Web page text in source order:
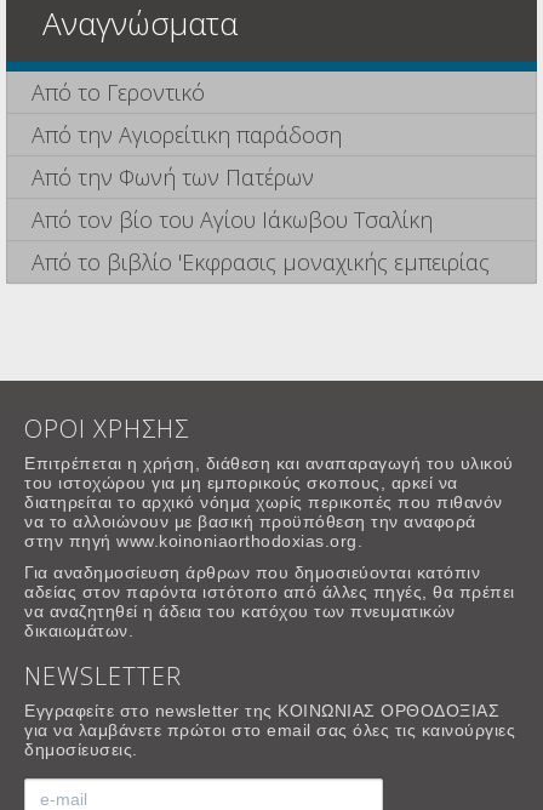
Αναγνώσματα
Από το Γεροντικό
Από την Αγιορείτικη παράδοση
Από την Φωνή των Πατέρων
Από τον βίο του Αγίου Ιάκωβου Τσαλίκη
Από το βιβλίο 'Εκφρασις μοναχικής εμπειρίας
ΟΡΟΙ ΧΡΗΣΗΣ
Επιτρέπεται η χρήση, διάθεση και αναπαραγωγή του υλικού
του ιστοχώρου για μη εμπορικούς σκοπους, αρκεί να
διατηρείται το αρχικό νόημα χωρίς περικοπές που πιθανόν
να το αλλοιώνουν με βασική προϋπόθεση την αναφορά
στην πηγή www.koinoniaorthodoxias.org.
Για αναδημοσίευση άρθρων που δημοσιεύονται κατόπιν
αδείας στον παρόντα ιστότοπο από άλλες πηγές, θα πρέπει
να αναζητηθεί η άδεια του κατόχου των πνευματικών
δικαιωμάτων.
NEWSLETTER
Εγγραφείτε στο newsletter της ΚΟΙΝΩΝΙΑΣ ΟΡΘΟΔΟΞΙΑΣ
για να λαμβάνετε πρώτοι στο email σας όλες τις καινούργιες
δημοσίευσεις.